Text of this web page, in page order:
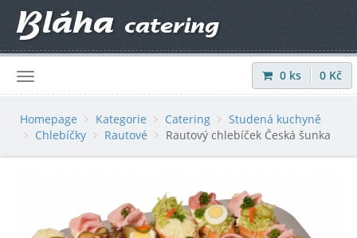
Přihlásit |Registrovat
0 ks 0 Kč
Homepage Kategorie Catering
Studená kuchyně
Chlebíčky
Rautové Rautový chlebíček Česká šunka